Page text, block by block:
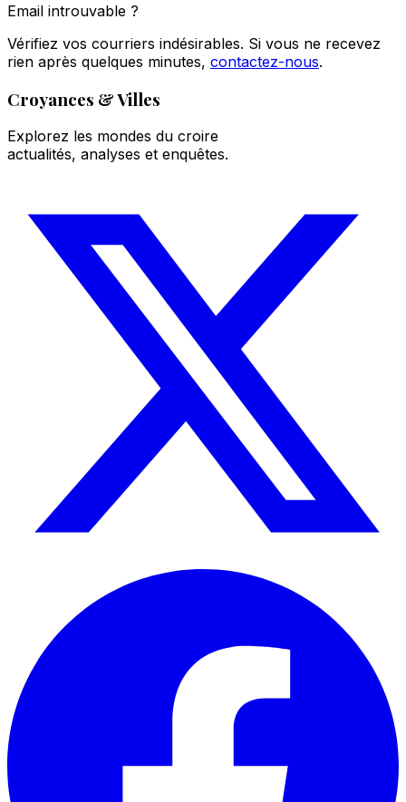
Email introuvable ?
Vérifiez vos courriers indésirables. Si vous ne recevez
rien après quelques minutes, contactez-nous.
Croyances & Villes
Explorez les mondes du croire
actualités, analyses et enquêtes.